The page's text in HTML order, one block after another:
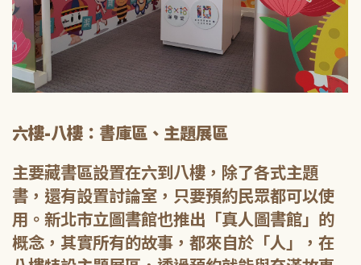
六樓-八樓：書庫區、主題展區
主要藏書區設置在六到八樓，除了各式主題
書，還有設置討論室，只要預約民眾都可以使
用。新北市立圖書館也推出「真人圖書館」的
概念，其實所有的故事，都來自於「人」，在